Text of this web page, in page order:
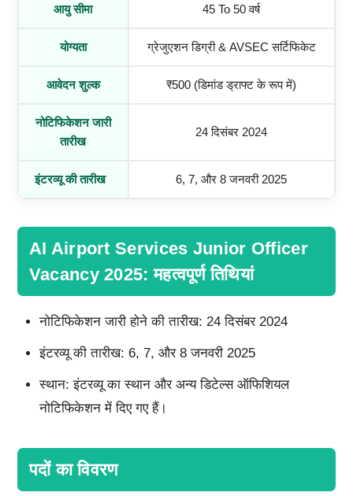
आयु सीमा 45 To 50 वर्ष
योग्यता ग्रेजुएशन डिग्री & AVSEC सर्टिफिकेट
आवेदन शुल्क ₹500 (डिमांड ड्राफ्ट के रूप में)
नोटिफिकेशन जारी
तारीख
24 दिसंबर 2024
इंटरव्यू की तारीख 6, 7, और 8 जनवरी 2025
AI Airport Services Junior Officer
Vacancy 2025: महत्वपूर्ण तिथियां
नोटिफिकेशन जारी होने की तारीख: 24 दिसंबर 2024
इंटरव्यू की तारीख: 6, 7, और 8 जनवरी 2025
स्थान: इंटरव्यू का स्थान और अन्य डिटेल्स ऑफिशियल
नोटिफिकेशन में दिए गए हैं।
पदों का विवरण